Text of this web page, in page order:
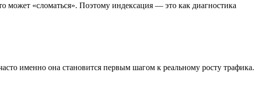
«сломаться». Поэтому индексация — это как диагностика
именно она становится первым шагом к реальному росту трафика.